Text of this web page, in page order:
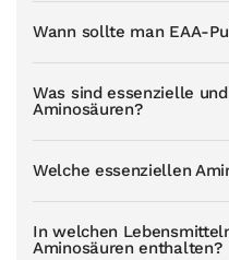
Wann sollte man EAA-
Was sind essenzielle
Aminosäuren?
Welche essenziellen
In welchen
Aminosäuren enthalten?